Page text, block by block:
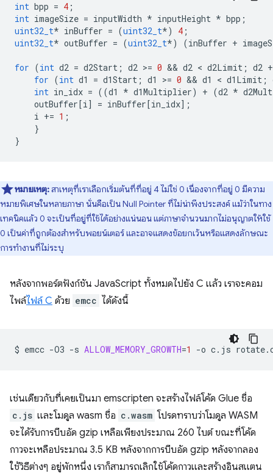
int bpp = 4 ;
int imageSize = inputWidth * inputHeight * bpp ;
uint32_t* inBuffer = (uint32_t*) 4 ;
uint32_t* outBuffer = (uint32_t*) (inBuffer +
for (int d2 = d2Start ; d2 >= 0 && d2 < d2Limit ; d2
for (int d1 = d1Start ; d1 >= 0 && d1 < d1Limit ;
int in_idx = ((d1 * d1Multiplier) + (d2 *
outBuffer[i] = inBuffer[in_idx];
i += 1 ;
}
}
หมายเหตุ:สาเหตุที่เราเลือกเริ่มต้นที่ที่อยู่ 4 ไม่ใช่ 0 เนื่องจากที่อยู่ 0 มีความ
หมายพิเศษในหลายภาษา นั่นคือเป็น Null Pointer ที่ไม่น่าพึงประสงค์ แม้ว่าในทาง
เทคนิคแล้ว 0 จะเป็นที่อยู่ที่ใช้ได้อย่างแน่นอน แต่ภาษาจำนวนมากไม่อนุญาตให้ใช้
0 เป็นค่าที่ถูกต้องสำหรับพอยน์เตอร์ และอาจแสดงข้อยกเว้นหรือแสดงลักษณะ
การทำงานที่ไม่ระบุ
หลังจากพอร์ตฟังก์ชัน JavaScript ทั้งหมดไปยัง C แล้ว เราจะคอม
ไพล์ไฟล์ C ด้วย emcc ได้ดังนี้
$ emcc -O3 -s ALLOW_MEMORY_GROWTH=1 -o c.js
เช่นเดียวกับที่เคยเป็นมา emscripten จะสร้างไฟล์โค้ด Glue ชื่อ
c.js และโมดูล wasm ชื่อ c.wasm โปรดทราบว่าโมดูล WASM
จะได้รับการบีบอัด gzip เหลือเพียงประมาณ 260 ไบต์ ขณะที่โค้ด
กาวจะเหลือประมาณ 3.5 KB หลังจากการบีบอัด gzip หลังจากลอง
ใช้วิธีต่างๆ อยู่พักหนึ่ง เราก็สามารถเลิกใช้โค้ดกาวและสร้างอินสแตน